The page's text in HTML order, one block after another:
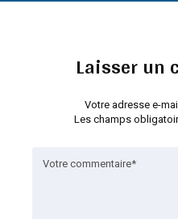
Laisser un
Votre adresse e-
Les champs